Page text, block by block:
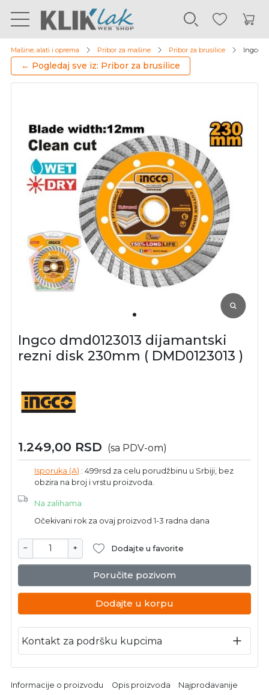
Mašine, alati i oprema Pribor za mašine Pribor za brusilice Ingco
← Pogledaj sve iz: Pribor za brusilice
Ingco dmd0123013 dijamantski
rezni disk 230mm ( DMD0123013 )
1.249,00 RSD (sa PDV-om)
Isporuka (A) : 499rsd za celu porudžbinu u Srbiji, bez
obzira na broj i vrstu proizvoda.
Na zalihama
Očekivani rok za ovaj proizvod 1-3 radna dana
− + Dodajte u favorite
Poručite pozivom
Dodajte u korpu
Kontakt za podršku kupcima
Informacije o proizvodu Opis proizvoda Najprodavanije